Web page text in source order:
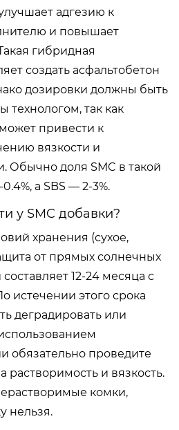
адгезию к
и повышает
гибридная
создать асфальтобетон
дозировки должны быть
технологом, так как
привести к
вязкости и
Обычно доля SMC в такой
а SBS — 2-3%.
у SMC добавки?
хранения (сухое,
от прямых солнечных
12-24 месяца с
истечении этого срока
деградировать или
обязательно проведите
растворимость и вязкость.
комки,
нельзя.